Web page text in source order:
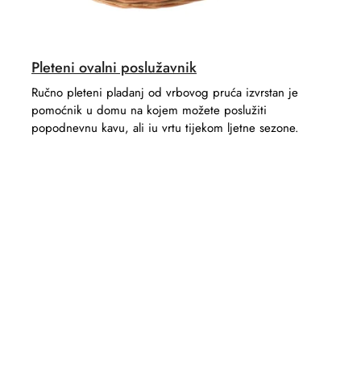
Pleteni ovalni poslužavnik
Ručno pleteni pladanj od vrbovog pruća izvrstan je
pomoćnik u domu na kojem možete poslužiti
popodnevnu kavu, ali iu vrtu tijekom ljetne sezone.